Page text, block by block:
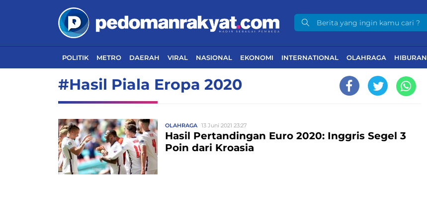
POLITIK METRO DAERAH VIRAL NASIONAL EKONOMI INTERNATIONAL OLAHRAGA HIBURAN
#Hasil Piala Eropa 2020
OLAHRAGA 13 Juni 2021 23:27
Hasil Pertandingan Euro 2020: Inggris Segel 3
Poin dari Kroasia